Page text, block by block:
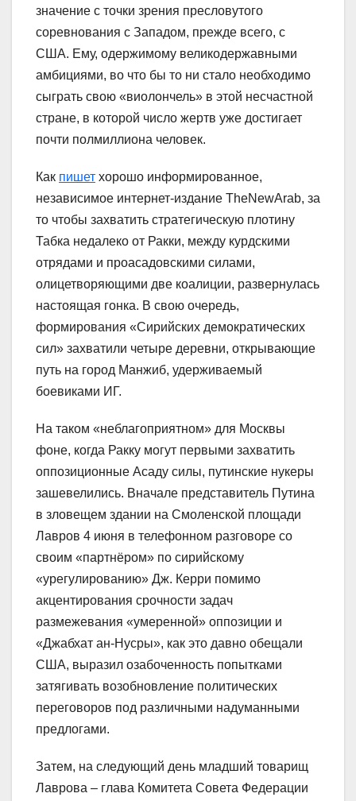
значение с точки зрения пресловутого
соревнования с Западом, прежде всего, с
США. Ему, одержимому великодержавными
амбициями, во что бы то ни стало необходимо
сыграть свою «виолончель» в этой несчастной
стране, в которой число жертв уже достигает
почти полмиллиона человек.
Как пишет хорошо информированное,
независимое интернет-издание TheNewArab, за
то чтобы захватить стратегическую плотину
Табка недалеко от Ракки, между курдскими
отрядами и проасадовскими силами,
олицетворяющими две коалиции, развернулась
настоящая гонка. В свою очередь,
формирования «Сирийских демократических
сил» захватили четыре деревни, открывающие
путь на город Манжиб, удерживаемый
боевиками ИГ.
На таком «неблагоприятном» для Москвы
фоне, когда Ракку могут первыми захватить
оппозиционные Асаду силы, путинские нукеры
зашевелились. Вначале представитель Путина
в зловещем здании на Смоленской площади
Лавров 4 июня в телефонном разговоре со
своим «партнёром» по сирийскому
«урегулированию» Дж. Керри помимо
акцентирования срочности задач
размежевания «умеренной» оппозиции и
«Джабхат ан-Нусры», как это давно обещали
США, выразил озабоченность попытками
затягивать возобновление политических
переговоров под различными надуманными
предлогами.
Затем, на следующий день младший товарищ
Лаврова – глава Комитета Совета Федерации